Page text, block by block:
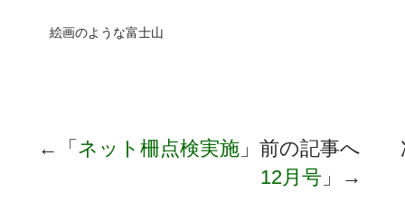
絵画のような富士山
←「 ネット柵点検実施」前の記事へ
12月号 」→